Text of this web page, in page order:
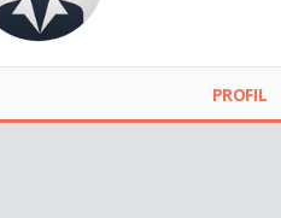
PROFIL